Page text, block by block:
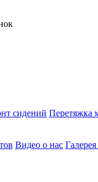
сидений Перетяжка
Видео о нас